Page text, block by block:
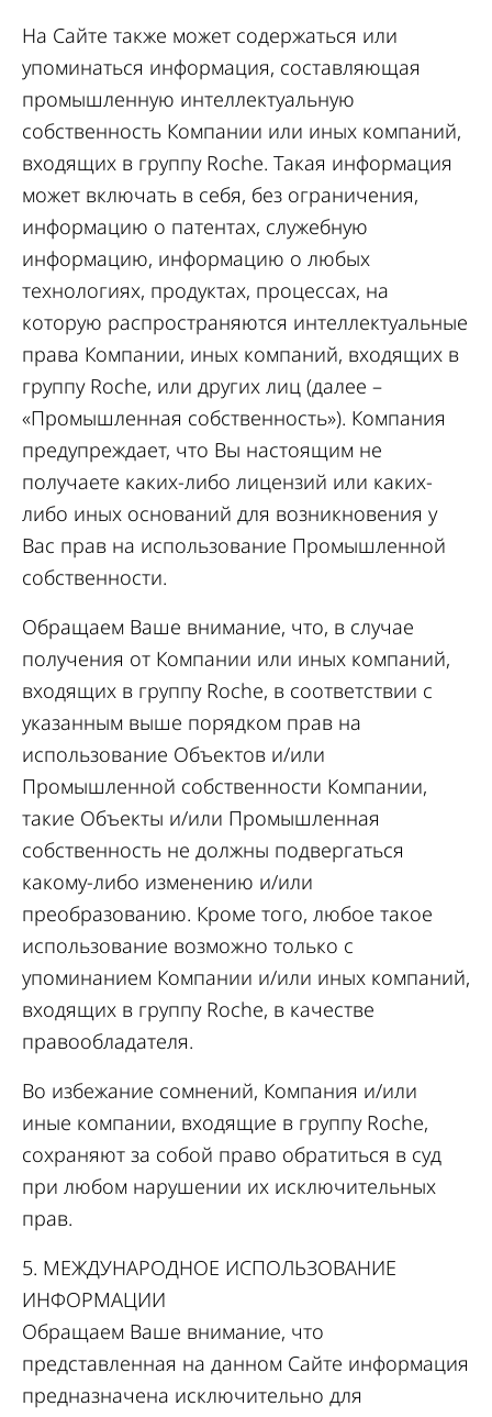
На Сайте также может содержаться или
упоминаться информация, составляющая
промышленную интеллектуальную
собственность Компании или иных компаний,
входящих в группу Roche. Такая информация
может включать в себя, без ограничения,
информацию о патентах, служебную
информацию, информацию о любых
технологиях, продуктах, процессах, на
которую распространяются интеллектуальные
права Компании, иных компаний, входящих в
группу Roche, или других лиц (далее –
«Промышленная собственность»). Компания
предупреждает, что Вы настоящим не
получаете каких-либо лицензий или каких-
либо иных оснований для возникновения у
Вас прав на использование Промышленной
собственности.
Обращаем Ваше внимание, что, в случае
получения от Компании или иных компаний,
входящих в группу Roche, в соответствии с
указанным выше порядком прав на
использование Объектов и/или
Промышленной собственности Компании,
такие Объекты и/или Промышленная
собственность не должны подвергаться
какому-либо изменению и/или
преобразованию. Кроме того, любое такое
использование возможно только с
упоминанием Компании и/или иных компаний,
входящих в группу Roche, в качестве
правообладателя.
Во избежание сомнений, Компания и/или
иные компании, входящие в группу Roche,
сохраняют за собой право обратиться в суд
при любом нарушении их исключительных
прав.
5. МЕЖДУНАРОДНОЕ ИСПОЛЬЗОВАНИЕ
ИНФОРМАЦИИ
Обращаем Ваше внимание, что
представленная на данном Сайте информация
предназначена исключительно для